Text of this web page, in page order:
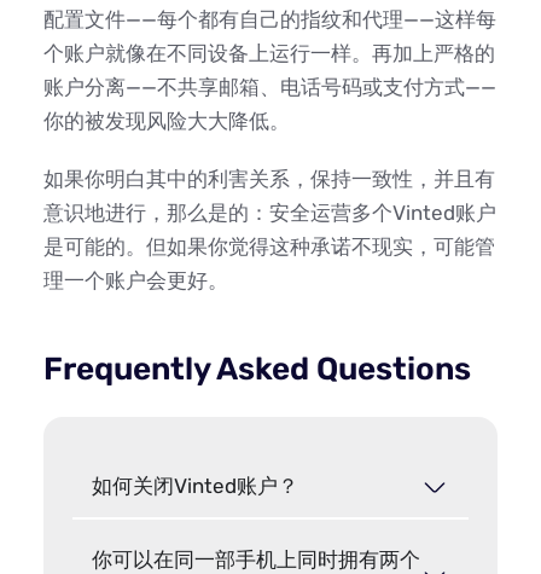
配置文件——每个都有自己的指纹和代理——这样每
个账户就像在不同设备上运行一样。再加上严格的
账户分离——不共享邮箱、电话号码或支付方式——
你的被发现风险大大降低。
如果你明白其中的利害关系，保持一致性，并且有
意识地进行，那么是的：安全运营多个Vinted账户
是可能的。但如果你觉得这种承诺不现实，可能管
理一个账户会更好。
Frequently Asked Questions
如何关闭Vinted账户？
你可以在同一部手机上同时拥有两个